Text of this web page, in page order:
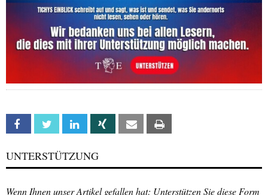
Facebook Twitter Linkedin Xing Email
UNTERSTÜTZUNG
Wenn Ihnen unser Artikel gefallen hat: Unterstützen Sie diese Form